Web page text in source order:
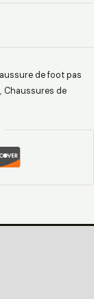
de foot pas
, Chaussures de